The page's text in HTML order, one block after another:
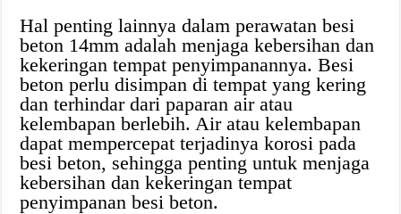
Hal penting lainnya dalam perawatan besi
beton 14mm adalah menjaga kebersihan dan
kekeringan tempat penyimpanannya. Besi
beton perlu disimpan di tempat yang kering
dan terhindar dari paparan air atau
kelembapan berlebih. Air atau kelembapan
dapat mempercepat terjadinya korosi pada
besi beton, sehingga penting untuk menjaga
kebersihan dan kekeringan tempat
penyimpanan besi beton.